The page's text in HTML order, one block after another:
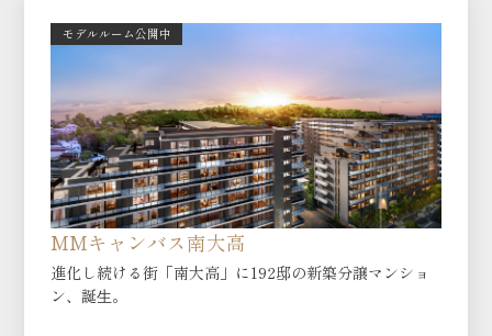
モデルルーム公開中
MMキャンバス南大高
進化し続ける街「南大高」に192邸の新築分譲マンショ
ン、誕⽣。